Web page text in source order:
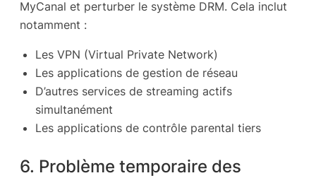
MyCanal et perturber le système DRM. Cela inclut
notamment :
Les VPN (Virtual Private Network)
Les applications de gestion de réseau
D’autres services de streaming actifs
simultanément
Les applications de contrôle parental tiers
6. Problème temporaire des